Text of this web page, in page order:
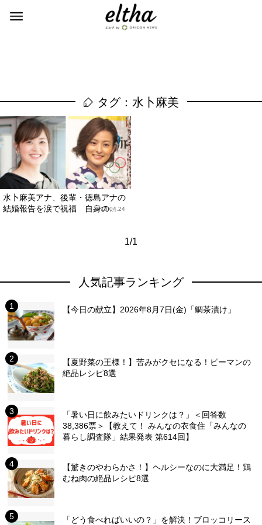
タグ：水卜麻美
水卜麻美アナ、後輩・徳島アナの
結婚報告を涙で祝福 自身の...
2018.04.24
1/1
人気記事ランキング
【今日の献立】2026年8月7日(金)「鯛茶漬け」
【夏野菜の王様！】苦みがクセになる！ピーマンの
絶品レシピ8選
「暑い日に飲みたいドリンクは？」＜回答数
38,386票＞【教えて！ みんなの衣食住「みんなの
暮らし調査隊」結果発表 第614回】
【驚きのやわらかさ！】ヘルシーなのに大満足！鶏
むね肉の絶品レシピ8選
「どう食べればいいの？」を解決！ブロッコリース